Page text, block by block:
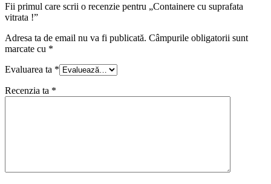
Fii primul care scrii o recenzie pentru „Containere cu suprafata
vitrata !”
Adresa ta de email nu va fi publicată. Câmpurile obligatorii sunt
marcate cu *
Evaluarea ta *
Recenzia ta *